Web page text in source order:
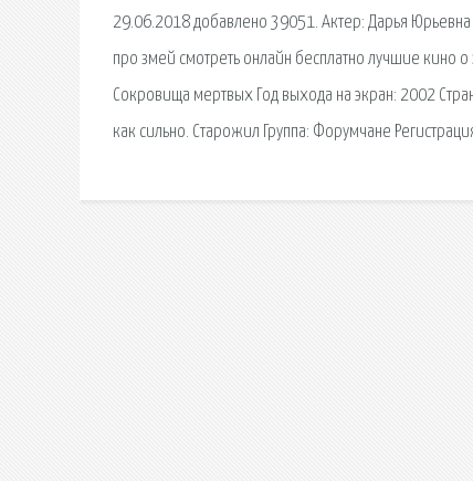
29.06.2018 добавлено 39051. Актер: Дарья
про змей смотреть онлайн бесплатно лучшие кино
Сокровища мертвых Год выхода на экран: 2002
как сильно. Старожил Группа: Форумчане